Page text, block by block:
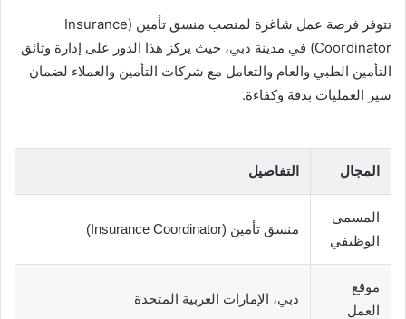
تتوفر فرصة عمل شاغرة لمنصب منسق تأمين (Insurance
Coordinator) في مدينة دبي، حيث يركز هذا الدور على إدارة وثائق
التأمين الطبي والعام والتعامل مع شركات التأمين والعملاء لضمان
سير العمليات بدقة وكفاءة.
المجال التفاصيل
المسمى
الوظيفي
منسق تأمين (Insurance Coordinator)
موقع
العمل
دبي، الإمارات العربية المتحدة